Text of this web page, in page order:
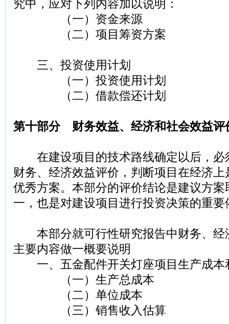
究中，应对下列内容加以说明：
（一）资金来源
（二）项目筹资方案
三、投资使用计划
（一）投资使用计划
（二）借款偿还计划
第十部分 财务效益、经济和社会效益评
在建设项目的技术路线确定以后，必
财务、经济效益评价，判断项目在经济
优秀方案。本部分的评价结论是建议方
一，也是对建设项目进行投资决策的重要
本部分就可行性研究报告中财务、经
主要内容做一概要说明
一、五金配件开关灯座项目生产成本
（一）生产总成本
（二）单位成本
（三）销售收入估算